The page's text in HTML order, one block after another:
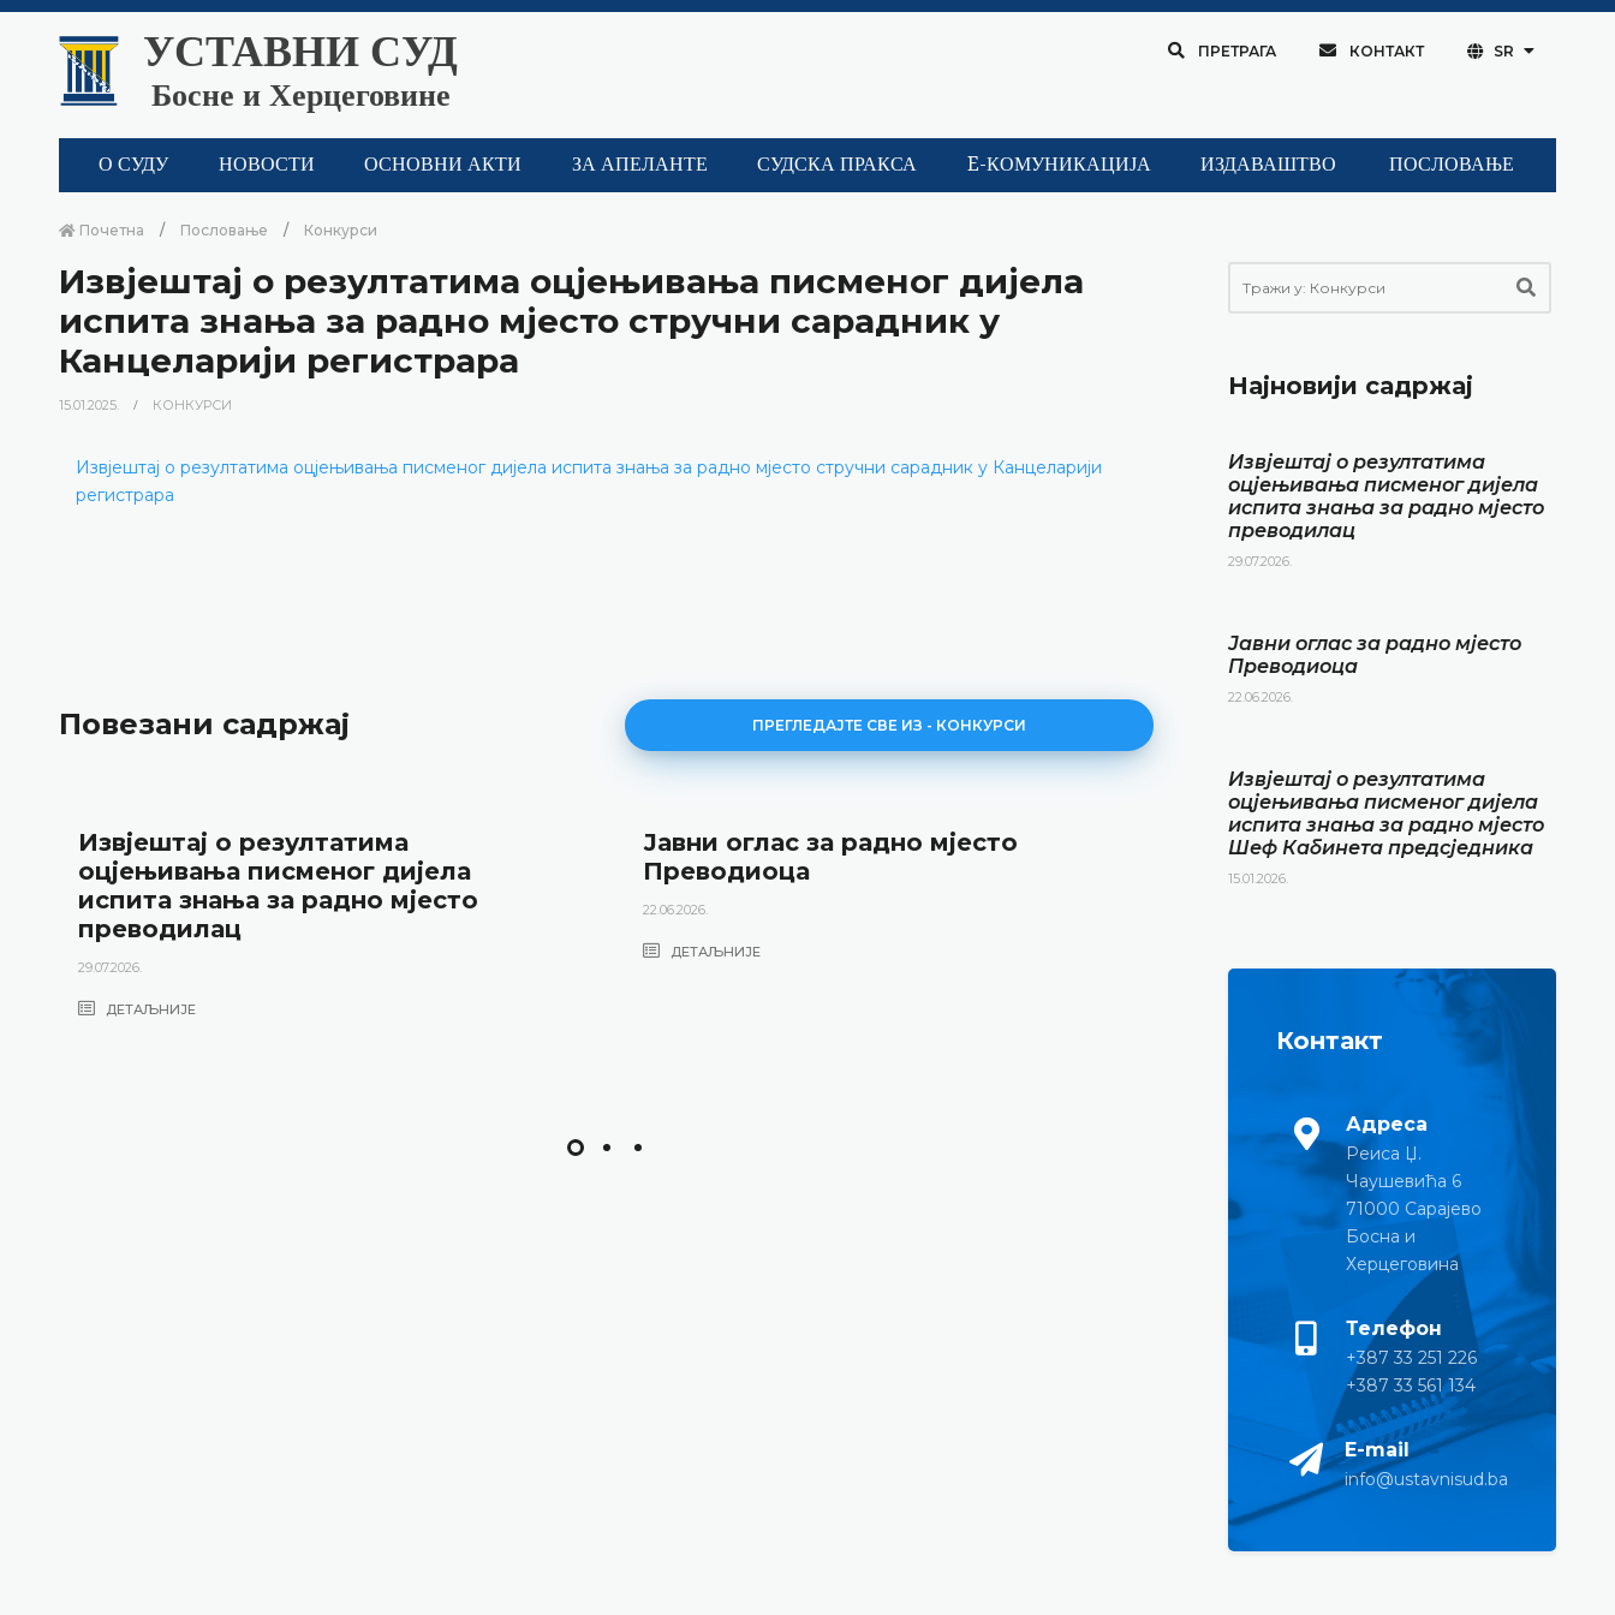
УСТАВНИ СУД
Босне и Херцеговине
ПРЕТРАГА КОНТАКТ SR
О СУДУ НОВОСТИ ОСНОВНИ АКТИ ЗА АПЕЛАНТЕ СУДСКА ПРАКСА E-КОМУНИКАЦИЈА ИЗДАВАШТВО ПОСЛОВАЊЕ
Почетна Пословање Конкурси
Извјештај о резултатима оцјењивања писменог дијела
испита знања за радно мјесто стручни сарадник у
Канцеларији регистрара
15.01.2025. КОНКУРСИ
Извјештај о резултатима оцјењивања писменог дијела испита знања за радно мјесто стручни сарадник у Канцеларији
регистрара
Повезани садржај ПРЕГЛЕДАЈТЕ СВЕ ИЗ - КОНКУРСИ
Извјештај о резултатима
оцјењивања писменог дијела
испита знања за радно мјесто
преводилац
29.07.2026.
ДЕТАЉНИЈЕ
Јавни оглас за радно мјесто
Преводиоца
22.06.2026.
ДЕТАЉНИЈЕ
Извјештај о резултатима
оцјењивања писменог дијела
15.01.2026.
Најновији садржај
Извјештај о резултатима
оцјењивања писменог дијела
испита знања за радно мјесто
преводилац
29.07.2026.
Јавни оглас за радно мјесто
Преводиоца
22.06.2026.
Извјештај о резултатима
оцјењивања писменог дијела
испита знања за радно мјесто
Шеф Кабинета предсједника
15.01.2026.
Контакт
Адреса
Реиса Џ.
Чаушевића 6
71000 Сарајево
Босна и
Херцеговина
Телефон
+387 33 251 226
+387 33 561 134
E-mail
info@ustavnisud.ba